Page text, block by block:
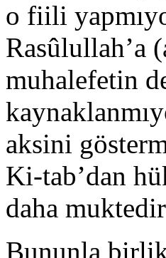
o fiili
Rasûlullah’a
muhalefetin
aksini
Ki-tab’dan
daha
Bununla